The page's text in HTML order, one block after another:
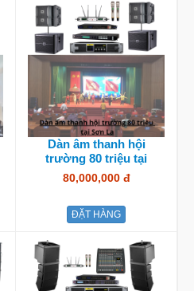
Dàn âm thanh hội
trường 80 triệu tại
Sơn...
80,000,000 đ
ĐẶT HÀNG